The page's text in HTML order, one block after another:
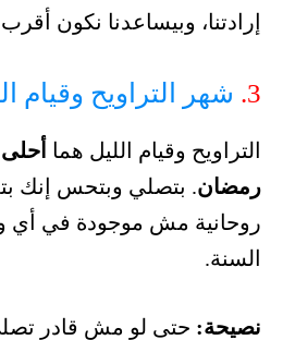
إرادتنا، وبيساعدنا نكون أقرب
3. شهر التراويح وقيام
التراويح وقيام الليل هما
رمضان. بتصلي وبتحس إنك
روحانية مش موجودة في أي
السنة.
نصيحة: حتى لو مش قادر